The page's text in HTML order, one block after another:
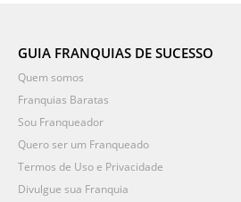
GUIA FRANQUIAS DE SUCESSO
Quem somos
Franquias Baratas
Sou Franqueador
Quero ser um Franqueado
Termos de Uso e Privacidade
Divulgue sua Franquia